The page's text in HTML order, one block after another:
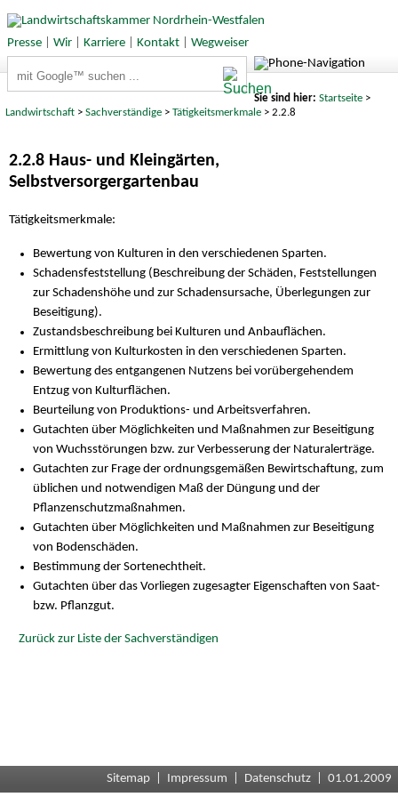
Presse| Wir| Karriere| Kontakt| Wegweiser
Sie sind hier: Startseite>
Landwirtschaft >Sachverständige >Tätigkeitsmerkmale > 2.2.8
2.2.8 Haus- und Kleingärten,
Selbstversorgergartenbau
Tätigkeitsmerkmale:
Bewertung von Kulturen in den verschiedenen Sparten.
Schadensfeststellung (Beschreibung der Schäden, Feststellungen
zur Schadenshöhe und zur Schadensursache, Überlegungen zur
Beseitigung).
Zustandsbeschreibung bei Kulturen und Anbauflächen.
Ermittlung von Kulturkosten in den verschiedenen Sparten.
Bewertung des entgangenen Nutzens bei vorübergehendem
Entzug von Kulturflächen.
Beurteilung von Produktions- und Arbeitsverfahren.
Gutachten über Möglichkeiten und Maßnahmen zur Beseitigung
von Wuchsstörungen bzw. zur Verbesserung der Naturalerträge.
Gutachten zur Frage der ordnungsgemäßen Bewirtschaftung, zum
üblichen und notwendigen Maß der Düngung und der
Pflanzenschutzmaßnahmen.
Gutachten über Möglichkeiten und Maßnahmen zur Beseitigung
von Bodenschäden.
Bestimmung der Sortenechtheit.
Gutachten über das Vorliegen zugesagter Eigenschaften von Saat-
bzw. Pflanzgut.
Zurück zur Liste der Sachverständigen
Sitemap Impressum Datenschutz | 01.01.2009